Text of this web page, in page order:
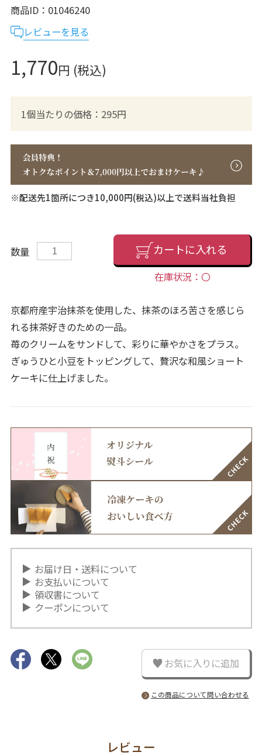
商品ID
01046240
レビューを見る
1,770円 (税込)
1個当たりの価格：295円
※配送先1箇所につき10,000円(税込)以上で送料当社負担
数量 カートに入れる
在庫状況：〇
京都府産宇治抹茶を使用した、抹茶のほろ苦さを感じら
れる抹茶好きのための一品。
苺のクリームをサンドして、彩りに華やかさをプラス。
ぎゅうひと小豆をトッピングして、贅沢な和風ショート
ケーキに仕上げました。
お届け日・送料について
お支払いについて
領収書について
クーポンについて
お気に入りに追加
この商品について問い合わせる
レビュー